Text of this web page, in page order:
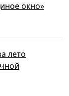
окно»
лето